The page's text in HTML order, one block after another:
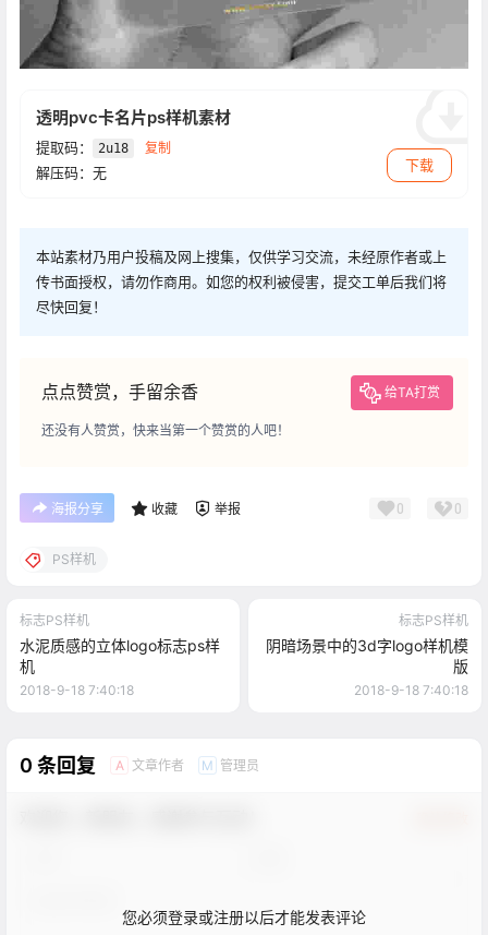
透明pvc卡名片ps样机素材
提取码： 2u18 复制
解压码：无 下载
本站素材乃用户投稿及网上搜集，仅供学习交流，未经原作者或上
传书面授权，请勿作商用。如您的权利被侵害，提交工单后我们将
尽快回复！
点点赞赏，手留余香 给TA打赏
还没有人赞赏，快来当第一个赞赏的人吧！
海报分享 收藏 举报 0 0
PS样机
标志PS样机
水泥质感的立体logo标志ps样
机
2018-9-18 7:40:18
标志PS样机
阴暗场景中的3d字logo样机模
版
2018-9-18 7:40:18
0 条回复 A 文章作者 M 管理员
您必须登录或注册以后才能发表评论